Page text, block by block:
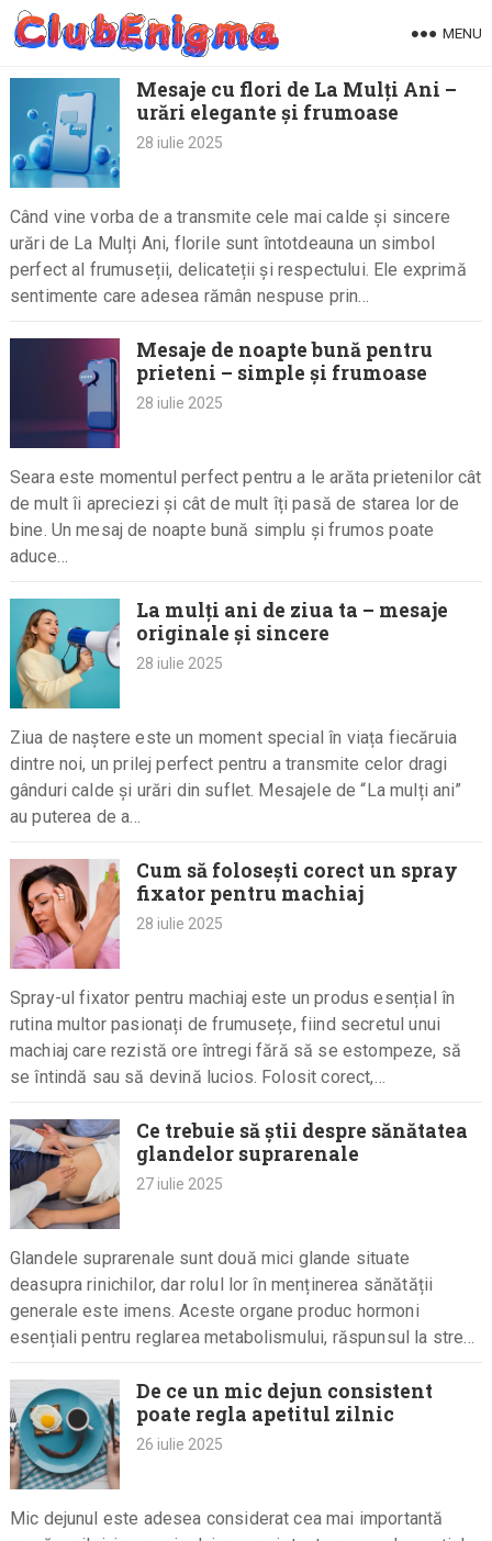
Skip
MENU
Mesaje cu flori de La Mulți Ani –
urări elegante și frumoase
28 iulie 2025
Când vine vorba de a transmite cele mai calde și sincere
urări de La Mulți Ani, florile sunt întotdeauna un simbol
perfect al frumuseții, delicateții și respectului. Ele exprimă
sentimente care adesea rămân nespuse prin…
Mesaje de noapte bună pentru
prieteni – simple și frumoase
28 iulie 2025
Seara este momentul perfect pentru a le arăta prietenilor cât
de mult îi apreciezi și cât de mult îți pasă de starea lor de
bine. Un mesaj de noapte bună simplu și frumos poate
aduce…
La mulți ani de ziua ta – mesaje
originale și sincere
28 iulie 2025
Ziua de naștere este un moment special în viața fiecăruia
dintre noi, un prilej perfect pentru a transmite celor dragi
gânduri calde și urări din suflet. Mesajele de “La mulți ani”
au puterea de a…
Cum să folosești corect un spray
fixator pentru machiaj
28 iulie 2025
Spray-ul fixator pentru machiaj este un produs esențial în
rutina multor pasionați de frumusețe, fiind secretul unui
machiaj care rezistă ore întregi fără să se estompeze, să
se întindă sau să devină lucios. Folosit corect,…
Ce trebuie să știi despre sănătatea
glandelor suprarenale
27 iulie 2025
Glandele suprarenale sunt două mici glande situate
deasupra rinichilor, dar rolul lor în menținerea sănătății
generale este imens. Aceste organe produc hormoni
esențiali pentru reglarea metabolismului, răspunsul la stres,
De ce un mic dejun consistent
poate regla apetitul zilnic
26 iulie 2025
Mic dejunul este adesea considerat cea mai importantă